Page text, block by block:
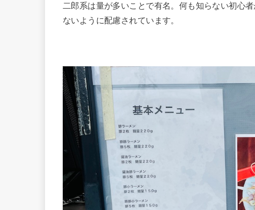
二郎系は量が多いことで有名。何も知らない初心
ないように配慮されています。